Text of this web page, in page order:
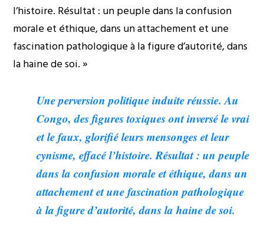
l’histoire. Résultat : un peuple dans la confusion
morale et éthique, dans un attachement et une
fascination pathologique à la figure d’autorité, dans
la haine de soi. »
Une perversion politique induite réussie. Au
Congo, des figures toxiques ont inversé le vrai
et le faux, glorifié leurs mensonges et leur
cynisme, effacé l’histoire. Résultat : un peuple
dans la confusion morale et éthique, dans un
attachement et une fascination pathologique
à la figure d’autorité, dans la haine de soi.